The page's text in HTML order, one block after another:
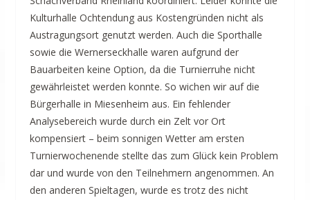
Kulturhalle Ochtendung aus Kostengründen nicht als
Austragungsort genutzt werden. Auch die Sporthalle
sowie die Wernerseckhalle waren aufgrund der
Bauarbeiten keine Option, da die Turnierruhe nicht
gewährleistet werden konnte. So wichen wir auf die
Bürgerhalle in Miesenheim aus. Ein fehlender
Analysebereich wurde durch ein Zelt vor Ort
kompensiert – beim sonnigen Wetter am ersten
Turnierwochenende stellte das zum Glück kein Problem
dar und wurde von den Teilnehmern angenommen. An
den anderen Spieltagen, wurde es trotz des nicht